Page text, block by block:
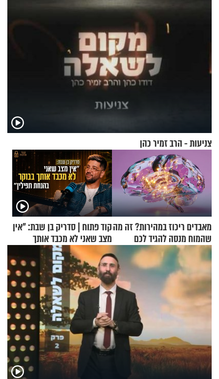
צניעות - הרב זמיר כהן
מאבדים ריכוז במהירות? זה מה
שהמוח מנסה להגיד לכם
קוד פתוח | סדריק בן שבת: "אין
מצב שאני לא מכבד אותך
בבוקר בהנחת תפילין"